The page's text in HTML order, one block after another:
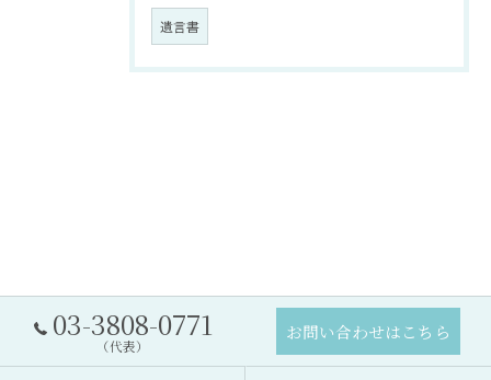
遺言書
03-3808-0771
（代表）
お問い合わせはこちら